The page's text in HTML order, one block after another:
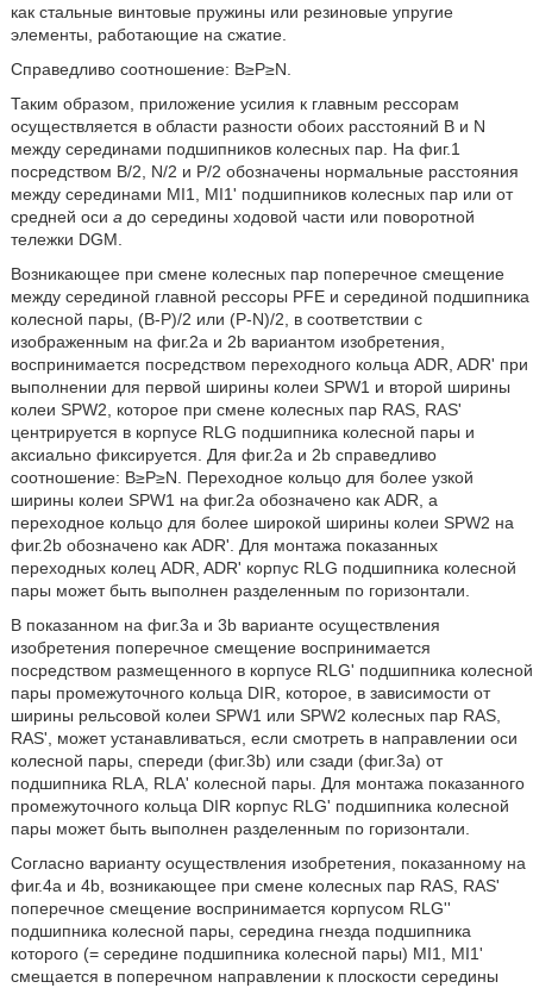
как стальные винтовые пружины или резиновые упругие
элементы, работающие на сжатие.
Справедливо соотношение: B≥P≥N.
Таким образом, приложение усилия к главным рессорам
осуществляется в области разности обоих расстояний В и N
между серединами подшипников колесных пар. На фиг.1
посредством B/2, N/2 и P/2 обозначены нормальные расстояния
между серединами MI1, MI1' подшипников колесных пар или от
средней оси а до середины ходовой части или поворотной
тележки DGM.
Возникающее при смене колесных пар поперечное смещение
между серединой главной рессоры PFE и серединой подшипника
колесной пары, (B-P)/2 или (P-N)/2, в соответствии с
изображенным на фиг.2а и 2b вариантом изобретения,
воспринимается посредством переходного кольца ADR, ADR' при
выполнении для первой ширины колеи SPW1 и второй ширины
колеи SPW2, которое при смене колесных пар RAS, RAS'
центрируется в корпусе RLG подшипника колесной пары и
аксиально фиксируется. Для фиг.2а и 2b справедливо
соотношение: B≥P≥N. Переходное кольцо для более узкой
ширины колеи SPW1 на фиг.2а обозначено как ADR, а
переходное кольцо для более широкой ширины колеи SPW2 на
фиг.2b обозначено как ADR'. Для монтажа показанных
переходных колец ADR, ADR' корпус RLG подшипника колесной
пары может быть выполнен разделенным по горизонтали.
В показанном на фиг.3а и 3b варианте осуществления
изобретения поперечное смещение воспринимается
посредством размещенного в корпусе RLG' подшипника колесной
пары промежуточного кольца DIR, которое, в зависимости от
ширины рельсовой колеи SPW1 или SPW2 колесных пар RAS,
RAS', может устанавливаться, если смотреть в направлении оси
колесной пары, спереди (фиг.3b) или сзади (фиг.3а) от
подшипника RLA, RLA' колесной пары. Для монтажа показанного
промежуточного кольца DIR корпус RLG' подшипника колесной
пары может быть выполнен разделенным по горизонтали.
Согласно варианту осуществления изобретения, показанному на
фиг.4а и 4b, возникающее при смене колесных пар RAS, RAS'
поперечное смещение воспринимается корпусом RLG''
подшипника колесной пары, середина гнезда подшипника
которого (= середине подшипника колесной пары) MI1, MI1'
смещается в поперечном направлении к плоскости середины